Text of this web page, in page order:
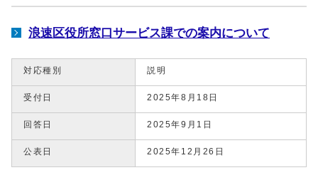
浪速区役所窓口サービス課での案内について
対応種別 説明
受付日 2025年8月18日
回答日 2025年9月1日
公表日 2025年12月26日